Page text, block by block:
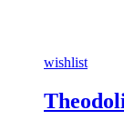
wishlist